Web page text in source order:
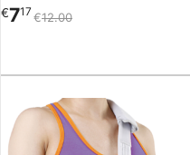
12 00
€
717
€
του
προϊόν
έχει